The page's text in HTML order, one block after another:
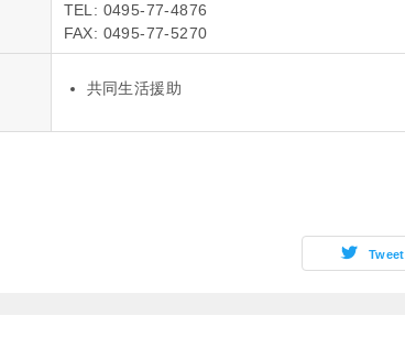
TEL: 0495-77-4876
FAX: 0495-77-5270
共同生活援助
Tweet